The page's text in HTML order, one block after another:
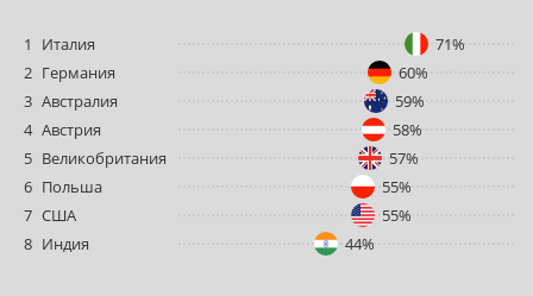
1 Италия
71%
2 Германия
60%
3 Австралия
59%
4 Австрия
58%
5 Великобритания
57%
6 Польша
55%
7 США
55%
8 Индия 44%